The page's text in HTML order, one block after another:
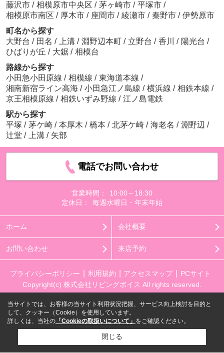
藤沢市 / 相模原市中央区 / 茅ヶ崎市 / 平塚市 /
相模原市南区 / 厚木市 / 座間市 / 綾瀬市 / 秦野市 / 伊勢原市
町名から探す
大野台 / 田名 / 上溝 / 淵野辺本町 / 立野台 / 香川 / 陽光台 /
ひばりが丘 / 大鋸 / 相模台
路線から探す
小田急小田原線 / 相模線 / 東海道本線 /
湘南新宿ライン高海 / 小田急江ノ島線 / 横浜線 / 相鉄本線 /
京王相模原線 / 相鉄いずみ野線 / 江ノ島電鉄
駅から探す
平塚 / 茅ケ崎 / 本厚木 / 橋本 / 北茅ケ崎 / 海老名 / 淵野辺 /
辻堂 / 上溝 / 矢部
電話でお問い合わせ
営業時間：
10:00～18:30
定休日：
毎週水曜日・年末年始
ホーム 会社概要
お問い合わせ 来店予約
プライバシーポリシー 利用規約 アクセスマップ
PCサイト
Copyright(c) 株式会社リビングボイス All rights reserved.
当サイトでは、お客様の当サイト利用状況把握、サービス向上検討を目的と
して、クッキー（Cookie）を使用しています。
詳しくは、当社の 「Cookieの取扱いについて」 をご確認ください。
閉じる